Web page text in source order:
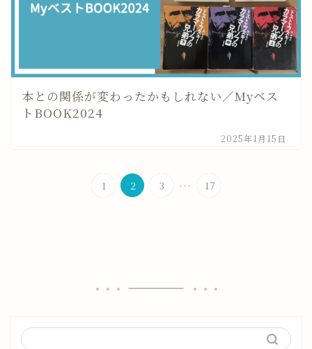
本との関係が変わったかもしれない／Myベス
トBOOK2024
2025年1月15日
1 2 3 ... 17